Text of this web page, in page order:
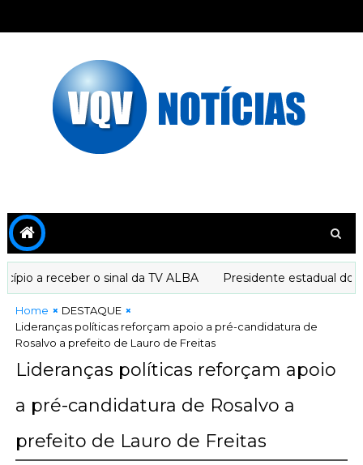
a receber o sinal da TV ALBA Presidente estadual do
Home
DESTAQUE
Lideranças políticas reforçam apoio a pré-candidatura de
Rosalvo a prefeito de Lauro de Freitas
Lideranças políticas reforçam apoio
a pré-candidatura de Rosalvo a
prefeito de Lauro de Freitas